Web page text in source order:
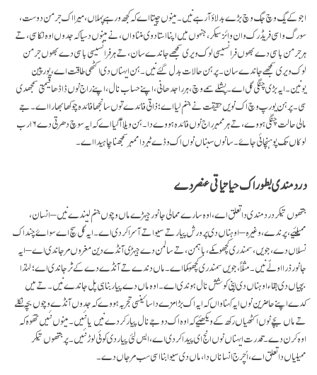
اجوکے یگ وچ جگ وچ بڑے بدلاؤ آ رہے نیں۔ مینوں چیتا اے کہ کجھ ورہے پہلاں، میرا اک جرمن دوست،
سورگ واسی فریڈرک وان وائز سیکر، جنہوں میں اپنا استاد وی مننا واں، نے مینوں دسیا کہ جدوں اوہ نکا سی، تے
ہر جرمن باسی دے بھوں فرانسیسی لوک ویری سمجھے جاندے سان، تے ہر فرانسیسی باسی دے بھوں جرمن
لوک ویری سمجھے جاندے سان۔ پر ہن حالات بدل گئے نیں۔ ہن ایہناں دی اکٹھی طاقت اے، یورپین
یونین۔ ایہ بڑی چنگی گل اے۔ پشلے سمے وچ، ہر راجدھانی، اپنے حساب نال، اپنے راج نوں ڈاڈھا قیمتی سمجھدی
سی۔ پر ہن یورپ وچ اک نویں حقیقت نے جنم لیا اے؛ ذاتی فائدے توں سانجھا فائدہ چوکھا بھارا اے۔ جے
مالی حالت چنگی ہووے، تے ہر ممبر راج نوں فائدہ ہووے دا۔ ہن ویلا آ گیا اے کہ ایہ سوچ دھرتی دے ۶ ارب
لوکاں تک پوہنچائی جاۓ۔ سانوں سبناں نوں اک وڈے ٹبر دا ممبر سمجھنا چاہیدا اے۔
درد مندی بطور اک حیاتیاتی عنصر دے
جتھوں تیکر درد مندی دا تعلق اے، اوہ سارے ممالی جانور جیہڑے ماں وچوں جنم لیندے نیں – انسان،
ممیلئیے، پرندے، وغیرہ – اوہناں دی پرورش پیار تے سیوا تے آسرا کردی اے۔ ایہ گل سچ اے سواۓ چند اک
نسلاں دے، جویں، سمندری کچھو کمے، باہمن، تے سالمن دے جیہڑی آنڈے دین مغروں مر جاندی اے – ایہ
جانور ذرا اولّے نیں۔ مثلاً، جویں سمندری کچھو کما اے۔ ماں دندے تے آنڈے دے کے ٹُر جاندی اے؛ لہٰذا
بچیاں دی بقاء اوہناں دی اپنی کوشش نال ہوندی اے۔ اوہ ماں دے پیار بنا ہی پل جاندے نیں۔ تے میں
کدے اپنے حاضرین نوں ایہ کہنا واں کہ ایہ اک بڑا مزے دا سائینسی تجربہ ہووے کہ جدوں آنڈے وچوں بچہ نکلے
تے ماں بچے نوں اکٹھیاں رکھ کے ویکھئیے کہ اوہ اک دوجے نال پیار کردے نیں یا نئیں۔ مینوں نئیں تھَوہ کہ
اوہ کرن دے۔ قدرت ایہناں نوں انج ای پیدا کردی اے، ایس لئی پیار دی کوئی لوڑ نئیں۔ پر جتھوں تیکر
ممیلیاں دا تعلق اے، اُچرج انساناں دا، ماں دی سیوا بنا اسی سب مر جاں دے۔